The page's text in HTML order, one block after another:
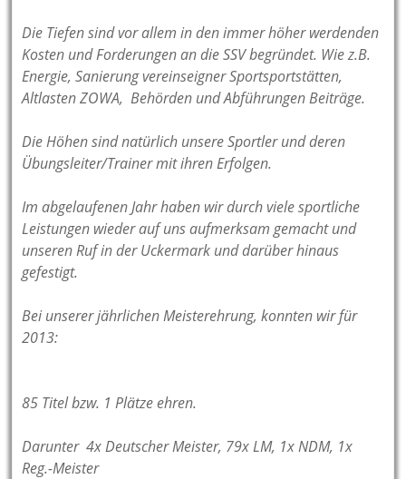
Die Tiefen sind vor allem in den immer höher werdenden
Kosten und Forderungen an die SSV begründet. Wie z.B.
Energie, Sanierung vereinseigner Sportsportstätten,
Altlasten ZOWA, Behörden und Abführungen Beiträge.
Die Höhen sind natürlich unsere Sportler und deren
Übungsleiter/Trainer mit ihren Erfolgen.
Im abgelaufenen Jahr haben wir durch viele sportliche
Leistungen wieder auf uns aufmerksam gemacht und
unseren Ruf in der Uckermark und darüber hinaus
gefestigt.
Bei unserer jährlichen Meisterehrung, konnten wir für
2013:
85 Titel bzw. 1 Plätze ehren.
Darunter 4x Deutscher Meister, 79x LM, 1x NDM, 1x
Reg.-Meister